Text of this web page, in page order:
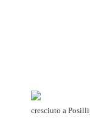
cresciuto a